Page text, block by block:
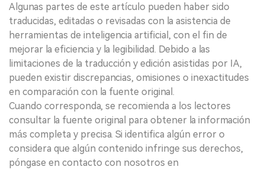
Algunas partes de este artículo pueden haber sido
traducidas, editadas o revisadas con la asistencia de
herramientas de inteligencia artificial, con el fin de
mejorar la eficiencia y la legibilidad. Debido a las
limitaciones de la traducción y edición asistidas por IA,
pueden existir discrepancias, omisiones o inexactitudes
en comparación con la fuente original.
Cuando corresponda, se recomienda a los lectores
consultar la fuente original para obtener la información
más completa y precisa. Si identifica algún error o
considera que algún contenido infringe sus derechos,
póngase en contacto con nosotros en